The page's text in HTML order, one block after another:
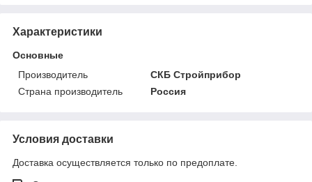
Характеристики
Основные
Производитель
СКБ Стройприбор
Страна производитель
Россия
Условия доставки
Доставка осуществляется только по предоплате.